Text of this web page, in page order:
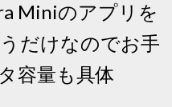
Miniのアプリを
だけなのでお手
容量も具体